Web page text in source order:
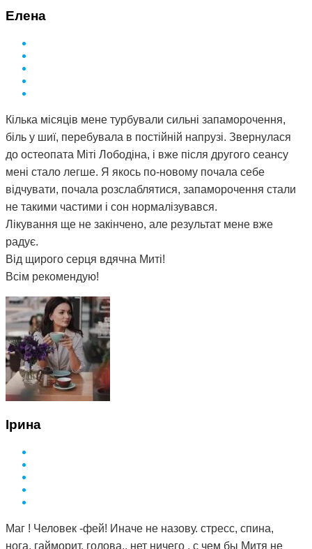
Елена
Кілька місяців мене турбували сильні запаморочення,
біль у шиї, перебувала в постійній напрузі. Звернулася
до остеопата Міті Лободіна, і вже після другого сеансу
мені стало легше. Я якось по-новому почала себе
відчувати, почала розслаблятися, запаморочення стали
не такими частими і сон нормалізувався.
Лікування ще не закінчено, але результат мене вже
радує.
Від щирого серця вдячна Миті!
Всім рекомендую!
Ірина
Маг ! Человек -фей! Иначе не назову. стресс, спина,
нога, гайморит, голова.. нет ничего , с чем бы Митя не